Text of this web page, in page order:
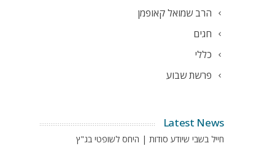
הרב שמואל קאופמן
חגים
כללי
פרשת שבוע
Latest News
חייל בשבי שיודע סודות | היחס לשופטי בג"ץ